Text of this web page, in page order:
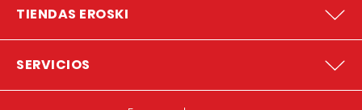
TIENDAS EROSKI
SERVICIOS